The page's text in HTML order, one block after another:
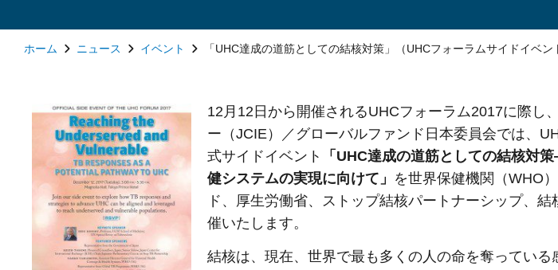
ホーム ニュース イベント 「UHC達成の道筋としての結核対策」（UHCフォーラムサイドイベ
12月12日から開催されるUHCフォーラム2017に際し
ー（JCIE）／グローバルファンド日本委員会では、
式サイドイベント
「UHC達成の道筋としての結核対
健システムの実現に向けて」
を世界保健機関（WHO
ド、厚生労働省、ストップ結核パートナーシップ、結
催いたします。
結核は、現在、世界で最も多くの人の命を奪っている